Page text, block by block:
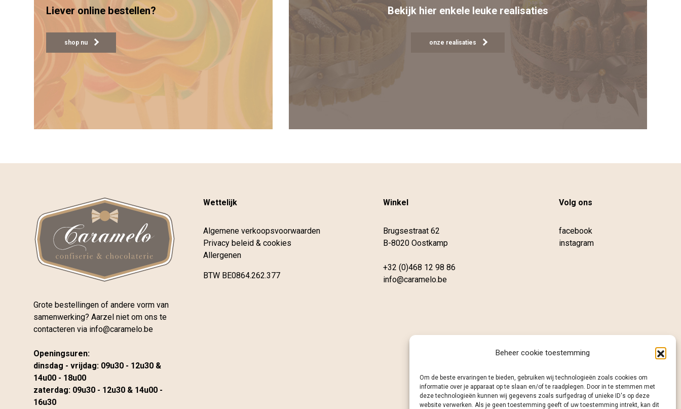
Beheer cookie toestemming
Om de beste ervaringen te bieden, gebruiken wij technologieën zoals cookies om
informatie over je apparaat op te slaan en/of te raadplegen. Door in te stemmen met
deze technologieën kunnen wij gegevens zoals surfgedrag of unieke ID's op deze
website verwerken. Als je geen toestemming geeft of uw toestemming intrekt, kan dit
Liever online bestellen?
shop nu
Bekijk hier enkele leuke realisaties
onze realisaties
Grote bestellingen of andere vorm van
samenwerking? Aarzel niet om ons te
contacteren via info@caramelo.be
Openingsuren:
dinsdag - vrijdag: 09u30 - 12u30 &
14u00 - 18u00
zaterdag: 09u30 - 12u30 & 14u00 -
16u30
Wettelijk
Algemene verkoopsvoorwaarden
Privacy beleid & cookies
Allergenen
BTW BE0864.262.377
Winkel
Brugsestraat 62
B-8020 Oostkamp
+32 (0)468 12 98 86
info@caramelo.be
Volg ons
facebook
instagram